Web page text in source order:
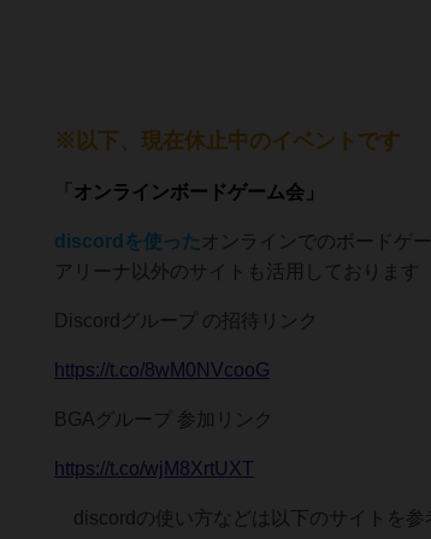
※以下、現在休止中のイベントです
オンラインボードゲーム会」
discordを使った オンラインでのボードゲ
アリーナ以外のサイトも活用しております
Discordグループ の招待リンク
https://t.co/8wM0NVcooG
BGAグループ 参加リンク
https://t.co/wjM8XrtUXT
discordの使い方などは以下のサイトを参